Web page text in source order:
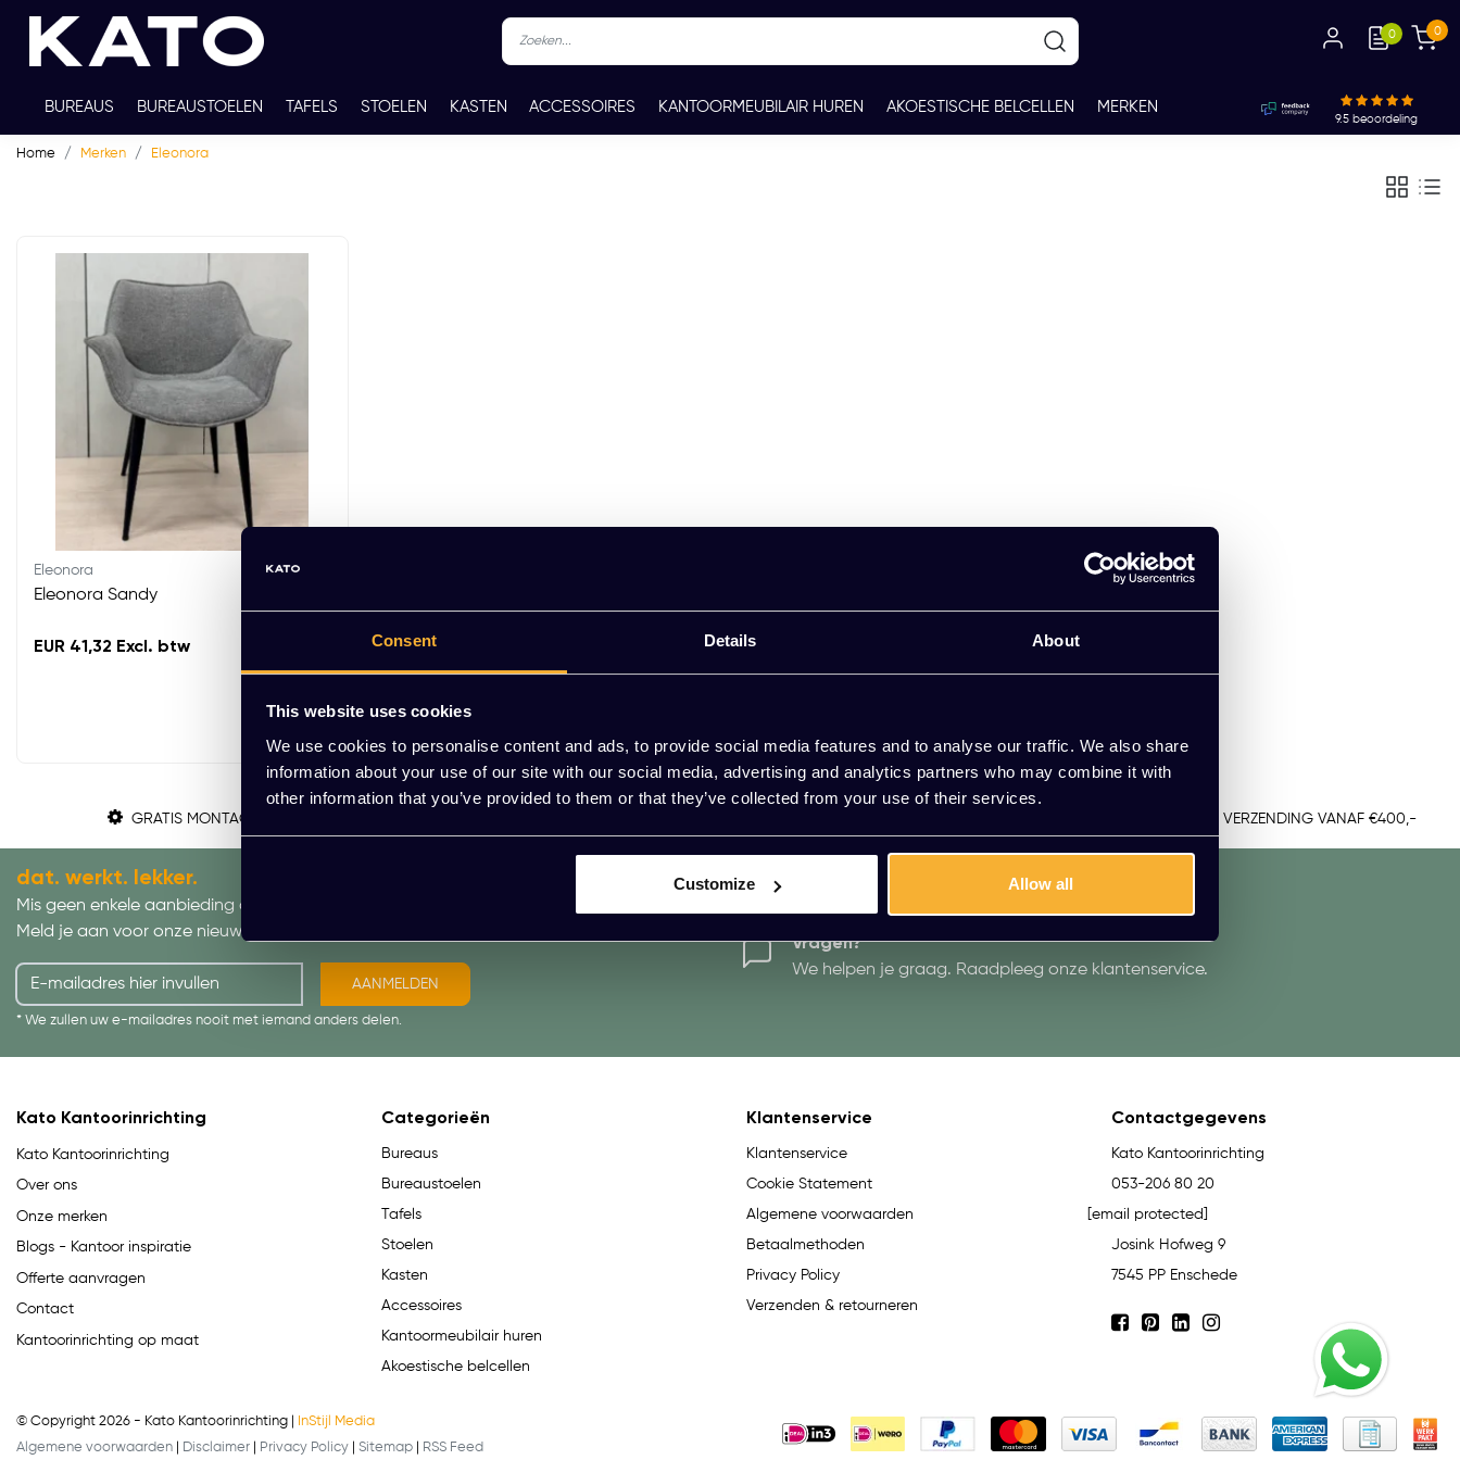
Consent Details About
This website uses cookies
We use cookies to personalise content and ads, to provide social media features and to analyse our traffic. We also share
information about your use of our site with our social media, advertising and analytics partners who may combine it with
other information that you’ve provided to them or that they’ve collected from your use of their services.
Customize Allow all
0 0
BUREAUS BUREAUSTOELEN TAFELS STOELEN KASTEN ACCESSOIRES KANTOORMEUBILAIR HUREN AKOESTISCHE BELCELLEN MERKEN
TWEEDEHANDS THUISWERKPLEKKEN
9.5 beoordeling
Home Merken Eleonora
Eleonora
Eleonora Sandy
EUR 41,32 Excl. btw
GRATIS MONTAGE GRATIS VERZENDING VANAF €400,-
dat. werkt. lekker.
Mis geen enkele aanbieding of actie.
Meld je aan voor onze nieuwsbrief!
AANMELDEN
* We zullen uw e-mailadres nooit met iemand anders delen.
Vragen?
We helpen je graag. Raadpleeg onze klantenservice.
Kato Kantoorinrichting
Kato Kantoorinrichting
Over ons
Onze merken
Blogs - Kantoor inspiratie
Offerte aanvragen
Contact
Kantoorinrichting op maat
Categorieën
Bureaus
Bureaustoelen
Tafels
Stoelen
Kasten
Accessoires
Kantoormeubilair huren
Akoestische belcellen
Klantenservice
Klantenservice
Cookie Statement
Algemene voorwaarden
Betaalmethoden
Privacy Policy
Verzenden & retourneren
Contactgegevens
Kato Kantoorinrichting
053-206 80 20
[email protected]
Josink Hofweg 9
7545 PP Enschede
© Copyright 2026 - Kato Kantoorinrichting |
InStijl Media
Algemene voorwaarden
Disclaimer Privacy Policy Sitemap RSS Feed